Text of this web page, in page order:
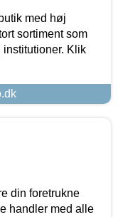
med høj
sortiment som
Klik
din foretrukne
handler med alle